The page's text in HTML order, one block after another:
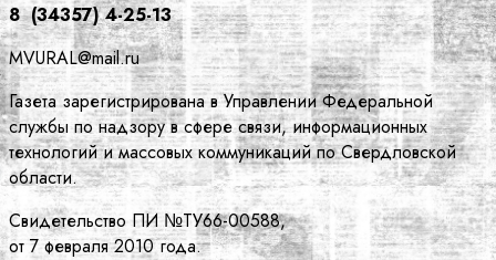
8 (34357) 4-25-13
MVURAL@mail.ru
Газета зарегистрирована в Управлении Федеральной
службы по надзору в сфере связи, информационных
технологий и массовых коммуникаций по Свердловской
области.
Свидетельство ПИ №ТУ66-00588,
от 7 февраля 2010 года.